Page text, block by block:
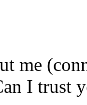
me
I trust